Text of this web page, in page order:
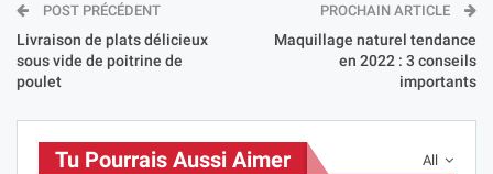
POST PRÉCÉDENT
Livraison de plats délicieux
sous vide de poitrine de
poulet
PROCHAIN ARTICLE
Maquillage naturel tendance
en 2022 : 3 conseils
importants
All
Tu Pourrais Aussi Aimer